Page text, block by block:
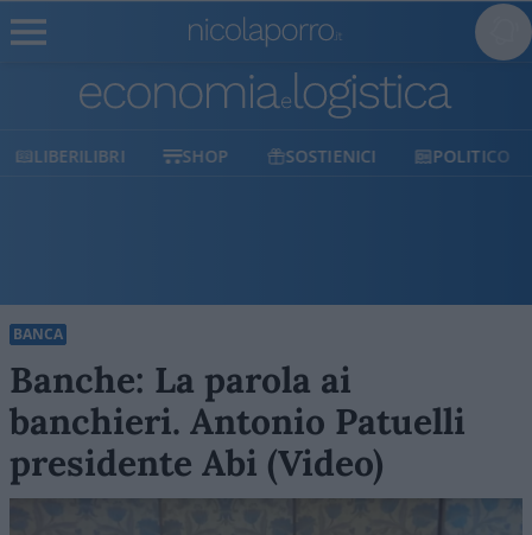
LIBERILIBRI SHOP SOSTIENICI POLITICO
BANCA
Banche: La parola ai
banchieri. Antonio Patuelli
presidente Abi (Video)